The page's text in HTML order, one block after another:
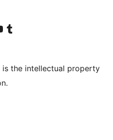
TikTok
náš kanál YouTube
Navštívte náš účet na platforme Tumblr
is the intellectual property